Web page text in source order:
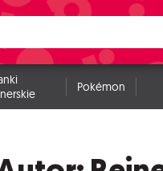
Pokémon